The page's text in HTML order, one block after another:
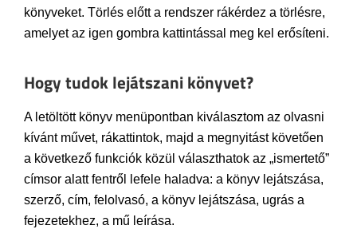
könyveket. Törlés előtt a rendszer rákérdez a törlésre,
amelyet az igen gombra kattintással meg kel erősíteni.
Hogy tudok lejátszani könyvet?
A letöltött könyv menüpontban kiválasztom az olvasni
kívánt művet, rákattintok, majd a megnyitást követően
a következő funkciók közül választhatok az „ismertető”
címsor alatt fentről lefele haladva: a könyv lejátszása,
szerző, cím, felolvasó, a könyv lejátszása, ugrás a
fejezetekhez, a mű leírása.